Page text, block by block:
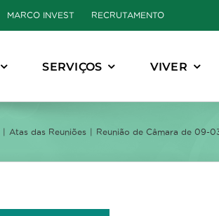
MARCO INVEST RECRUTAMENTO
SERVIÇOS VIVER
Atas das Reuniões Reunião de Câmara de 09-